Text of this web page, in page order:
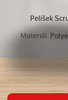
Pelíšek
Materiál: